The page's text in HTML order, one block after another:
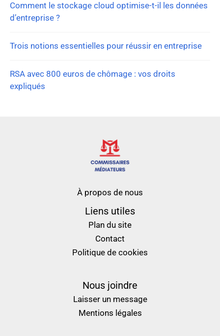
Comment le stockage cloud optimise-t-il les données
d’entreprise ?
Trois notions essentielles pour réussir en entreprise
RSA avec 800 euros de chômage : vos droits
expliqués
À propos de nous
Liens utiles
Plan du site
Contact
Politique de cookies
Nous joindre
Laisser un message
Mentions légales